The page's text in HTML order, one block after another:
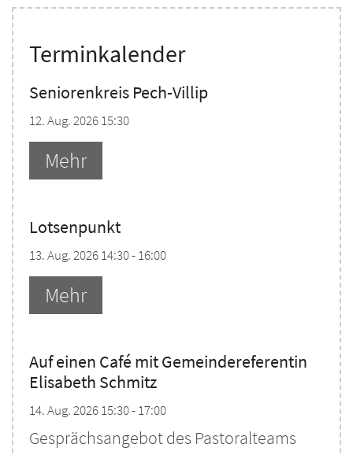
Terminkalender
Seniorenkreis Pech-Villip
12. Aug. 2026 15:30
Mehr
Lotsenpunkt
13. Aug. 2026 14:30 - 16:00
Mehr
Auf einen Café mit Gemeindereferentin
Elisabeth Schmitz
14. Aug. 2026 15:30 - 17:00
Gesprächsangebot des Pastoralteams